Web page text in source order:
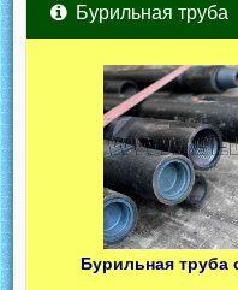
Бурильная труба
Бурильная труба